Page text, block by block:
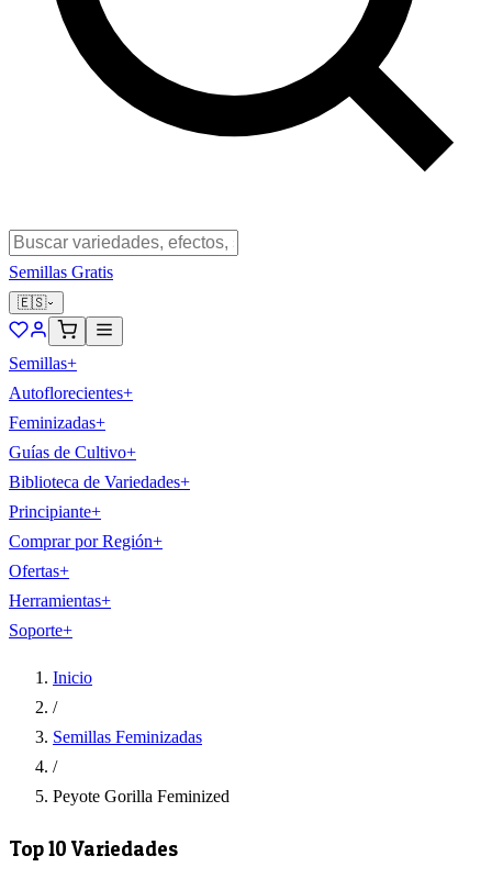
Semillas Gratis
🇪🇸
Semillas+
Autoflorecientes+
Feminizadas+
Guías de Cultivo+
Biblioteca de Variedades+
Principiante+
Comprar por Región+
Ofertas+
Herramientas+
Soporte+
Inicio
/
Semillas Feminizadas
/
Peyote Gorilla Feminized
Top 10 Variedades